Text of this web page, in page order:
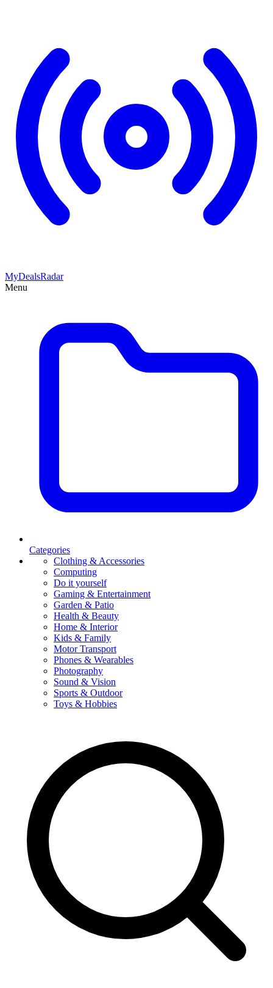
MyDealsRadar
Menu
Categories
Clothing & Accessories
Computing
Do it yourself
Gaming & Entertainment
Garden & Patio
Health & Beauty
Home & Interior
Kids & Family
Motor Transport
Phones & Wearables
Photography
Sound & Vision
Sports & Outdoor
Toys & Hobbies